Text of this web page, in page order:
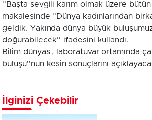
''Başta sevgili karım olmak üzere
makalesinde ''Dünya kadınlarından
geldik. Yakında dünya büyük
doğurabilecek'' ifadesini kullandı.
Bilim dünyası, laboratuvar ortamında
buluşu''nun kesin sonuçlarını
İlginizi Çekebilir